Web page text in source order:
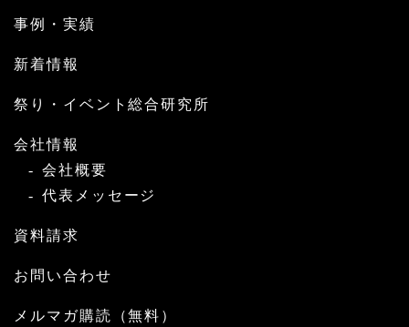
事例・実績
新着情報
祭り・イベント総合研究所
会社情報
会社概要
代表メッセージ
資料請求
お問い合わせ
メルマガ購読（無料）